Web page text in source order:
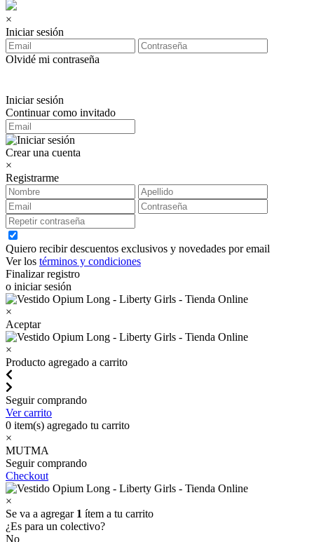
×
Iniciar sesión
Olvidé mi contraseña
Iniciar sesión
Continuar como invitado
Crear una cuenta
×
Registrarme
Quiero recibir descuentos exclusivos y novedades por email
Ver los términos y condiciones
Finalizar registro
o iniciar sesión
×
Aceptar
×
Producto agregado a carrito
Seguir comprando
Ver carrito
0 item(s) agregado tu carrito
×
MUTMA
Seguir comprando
Checkout
×
Se va a agregar 1 ítem a tu carrito
¿Es para un colectivo?
No